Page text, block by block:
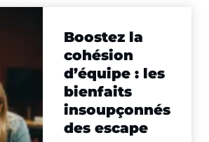
Boostez la
cohésion
d’équipe : les
bienfaits
insoupçonnés
des escape